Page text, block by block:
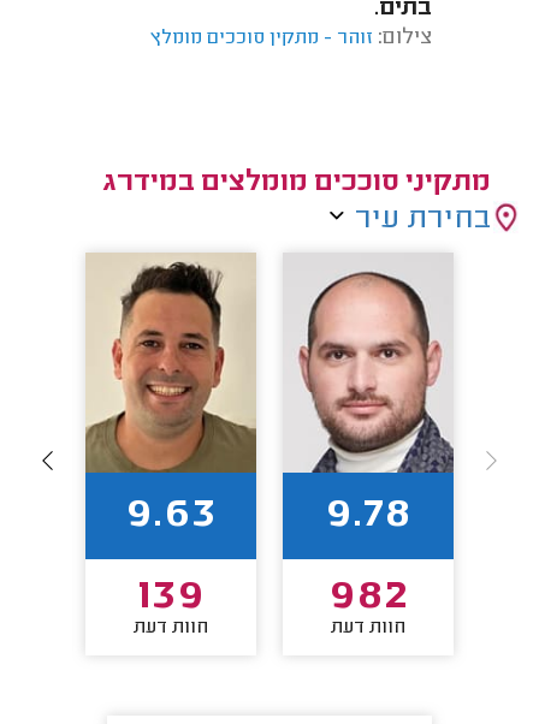
בתים.
צילום: זוהר - מתקין סוככים מומלץ
מתקיני סוככים מומלצים במידרג
בחירת עיר
9.78
982
חוות דעת
9.63
139
חוות דעת